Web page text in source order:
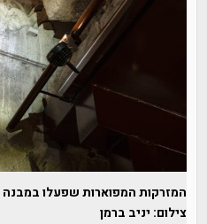
צילום: יניב ברמן